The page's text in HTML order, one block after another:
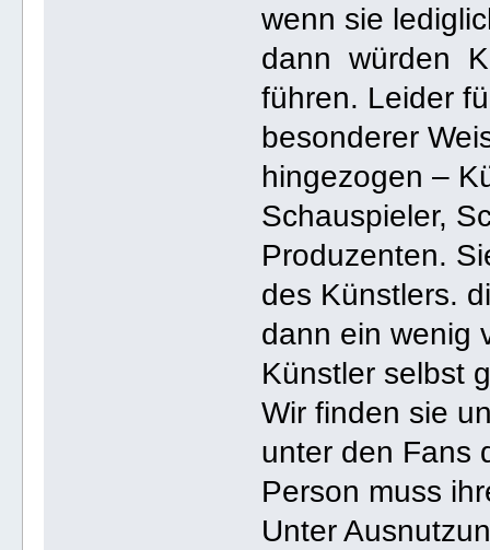
wenn sie
dann würden
führen. Leider
besonderer
hingezogen –
Schauspieler,
Produzenten.
des Künstlers.
dann ein wenig
Künstler selbst
Wir finden sie
unter den Fans
Person muss
Unter